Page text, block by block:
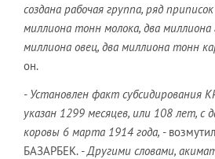
создана рабочая группа, ряд
миллиона тонн молока, два
миллиона овец, два миллиона тонн
он.
- Установлен факт субсидирования
указан 1299 месяцев, или 108 лет, с
коровы 6 марта 1914 года, -
БАЗАРБЕК. - Другими словами,